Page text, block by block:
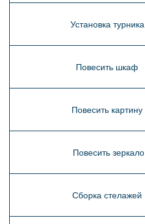
Установка турника
Повесить шкаф
Повесить картину
Повесить зеркало
Сборка стелажей